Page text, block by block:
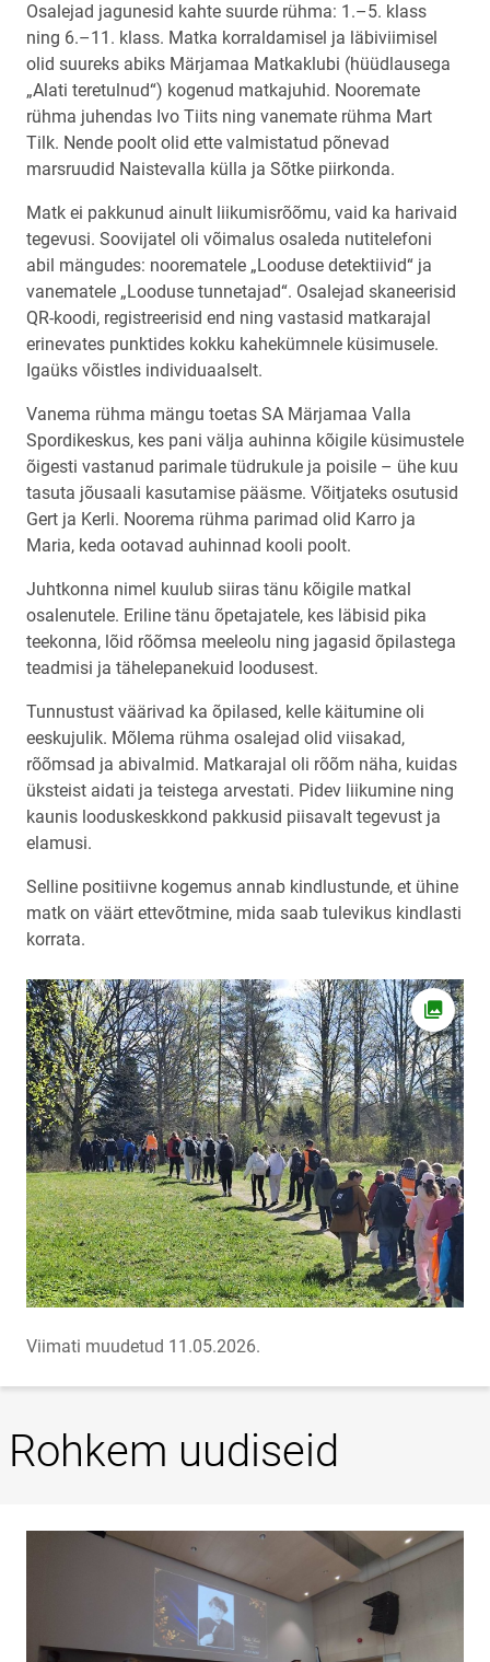
Osalejad jagunesid kahte suurde rühma: 1.–5. klass
ning 6.–11. klass. Matka korraldamisel ja läbiviimisel
olid suureks abiks Märjamaa Matkaklubi (hüüdlausega
„Alati teretulnud“) kogenud matkajuhid. Nooremate
rühma juhendas Ivo Tiits ning vanemate rühma Mart
Tilk. Nende poolt olid ette valmistatud põnevad
marsruudid Naistevalla külla ja Sõtke piirkonda.
Matk ei pakkunud ainult liikumisrõõmu, vaid ka harivaid
tegevusi. Soovijatel oli võimalus osaleda nutitelefoni
abil mängudes: noorematele „Looduse detektiivid“ ja
vanematele „Looduse tunnetajad“. Osalejad skaneerisid
QR-koodi, registreerisid end ning vastasid matkarajal
erinevates punktides kokku kahekümnele küsimusele.
Igaüks võistles individuaalselt.
Vanema rühma mängu toetas SA Märjamaa Valla
Spordikeskus, kes pani välja auhinna kõigile küsimustele
õigesti vastanud parimale tüdrukule ja poisile – ühe kuu
tasuta jõusaali kasutamise pääsme. Võitjateks osutusid
Gert ja Kerli. Noorema rühma parimad olid Karro ja
Maria, keda ootavad auhinnad kooli poolt.
Juhtkonna nimel kuulub siiras tänu kõigile matkal
osalenutele. Eriline tänu õpetajatele, kes läbisid pika
teekonna, lõid rõõmsa meeleolu ning jagasid õpilastega
teadmisi ja tähelepanekuid loodusest.
Tunnustust väärivad ka õpilased, kelle käitumine oli
eeskujulik. Mõlema rühma osalejad olid viisakad,
rõõmsad ja abivalmid. Matkarajal oli rõõm näha, kuidas
üksteist aidati ja teistega arvestati. Pidev liikumine ning
kaunis looduskeskkond pakkusid piisavalt tegevust ja
elamusi.
Selline positiivne kogemus annab kindlustunde, et ühine
matk on väärt ettevõtmine, mida saab tulevikus kindlasti
korrata.
Ava
Viimati muudetud 11.05.2026.
Rohkem uudiseid